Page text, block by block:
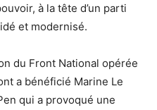
à la tête d’un parti
et modernisé.
du Front National opérée
a bénéficié Marine Le
qui a provoqué une